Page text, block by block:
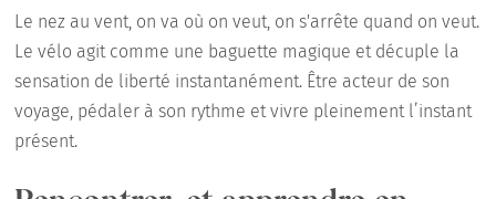
Le nez au vent, on va où on veut, on s'arrête quand on veut.
Le vélo agit comme une baguette magique et décuple la
sensation de liberté instantanément. Être acteur de son
voyage, pédaler à son rythme et vivre pleinement l’instant
présent.